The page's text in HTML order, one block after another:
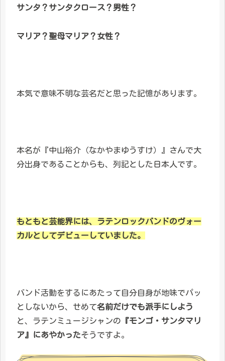
サンタ？サンタクロース？男性？
マリア？聖母マリア？女性？
本気で意味不明な芸名だと思った記憶があります。
本名が『中山裕介（なかやまゆうすけ）』さんで大
分出身であることからも、列記とした日本人です。
もともと芸能界には、ラテンロックバンドのヴォー
カルとしてデビューしていました。
バンド活動をするにあたって自分自身が地味でパッ
としないから、せめて名前だけでも派手にしよう
と、ラテンミュージシャンの 『モンゴ・サンタマリ
ア』にあやかったそうですよ。